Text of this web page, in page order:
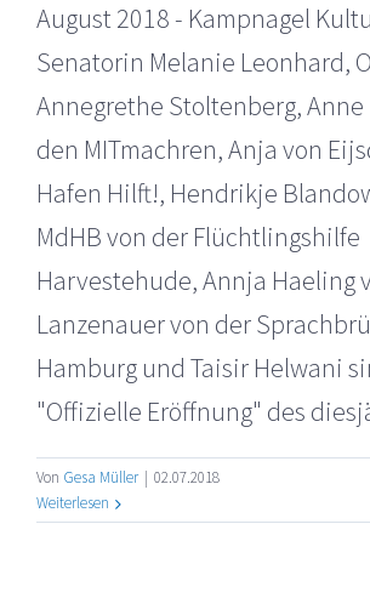
August 2018 - Kampnagel
Senatorin Melanie Leonhard,
Annegrethe Stoltenberg, Anne
den MITmachren, Anja von
Hafen Hilft!, Hendrikje
MdHB von der Flüchtlingshilfe
Harvestehude, Annja Haeling
Lanzenauer von der
Hamburg und Taisir Helwani
"Offizielle Eröffnung" des
Von Gesa Müller | 02.07.2018
Weiterlesen